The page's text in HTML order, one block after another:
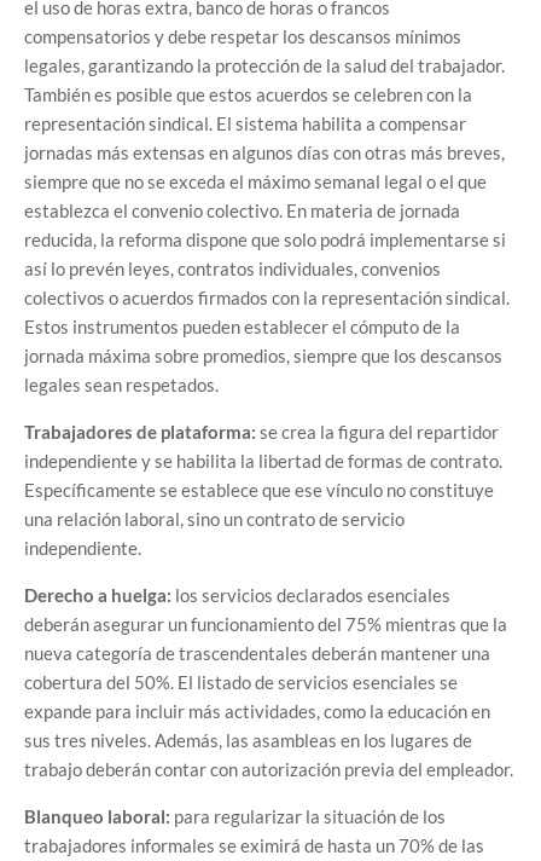
el uso de horas extra, banco de horas o francos
compensatorios y debe respetar los descansos mínimos
legales, garantizando la protección de la salud del trabajador.
También es posible que estos acuerdos se celebren con la
representación sindical. El sistema habilita a compensar
jornadas más extensas en algunos días con otras más breves,
siempre que no se exceda el máximo semanal legal o el que
establezca el convenio colectivo. En materia de jornada
reducida, la reforma dispone que solo podrá implementarse si
así lo prevén leyes, contratos individuales, convenios
colectivos o acuerdos firmados con la representación sindical.
Estos instrumentos pueden establecer el cómputo de la
jornada máxima sobre promedios, siempre que los descansos
legales sean respetados.
Trabajadores de plataforma: se crea la figura del repartidor
independiente y se habilita la libertad de formas de contrato.
Específicamente se establece que ese vínculo no constituye
una relación laboral, sino un contrato de servicio
independiente.
Derecho a huelga: los servicios declarados esenciales
deberán asegurar un funcionamiento del 75% mientras que la
nueva categoría de trascendentales deberán mantener una
cobertura del 50%. El listado de servicios esenciales se
expande para incluir más actividades, como la educación en
sus tres niveles. Además, las asambleas en los lugares de
trabajo deberán contar con autorización previa del empleador.
Blanqueo laboral: para regularizar la situación de los
trabajadores informales se eximirá de hasta un 70% de las